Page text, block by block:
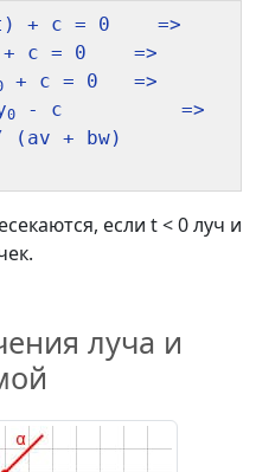
+ c = 0    =>
+ c = 0    =>
+ c = 0   =>
0
- c          =>
+ bw)
если t < 0 луч и
луча и